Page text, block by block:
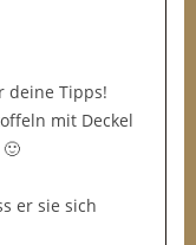
deine Tipps!
mit Deckel
er sie sich